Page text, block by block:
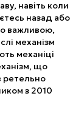
навіть коли
назад або
важливою,
механізм
механіці
що
ретельно
з 2010